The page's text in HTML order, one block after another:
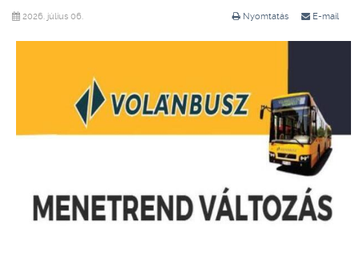
Nyomtatás E-mail
2026. július 06.